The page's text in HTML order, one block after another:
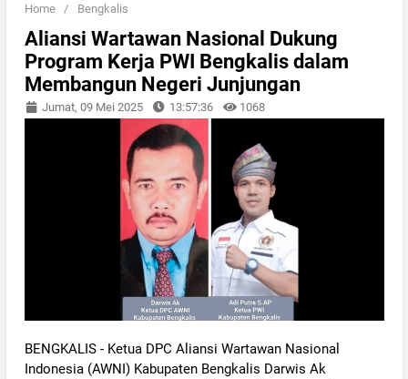
Home / Bengkalis
Aliansi Wartawan Nasional Dukung
Program Kerja PWI Bengkalis dalam
Membangun Negeri Junjungan
Jumat, 09 Mei 2025 13:57:36 1068
BENGKALIS - Ketua DPC Aliansi Wartawan Nasional
Indonesia (AWNI) Kabupaten Bengkalis Darwis Ak